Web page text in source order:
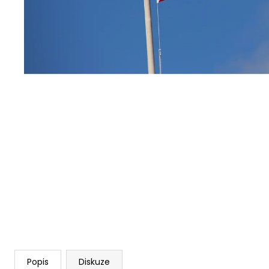
Popis Diskuze
ANGLIČTINA: KONVERZACE PRO MÍRNĚ